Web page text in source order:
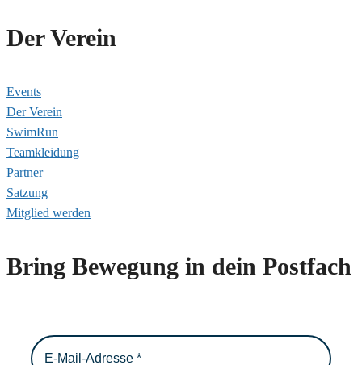
Der Verein
Events
Der Verein
SwimRun
Teamkleidung
Partner
Satzung
Mitglied werden
Bring Bewegung in dein Postfach